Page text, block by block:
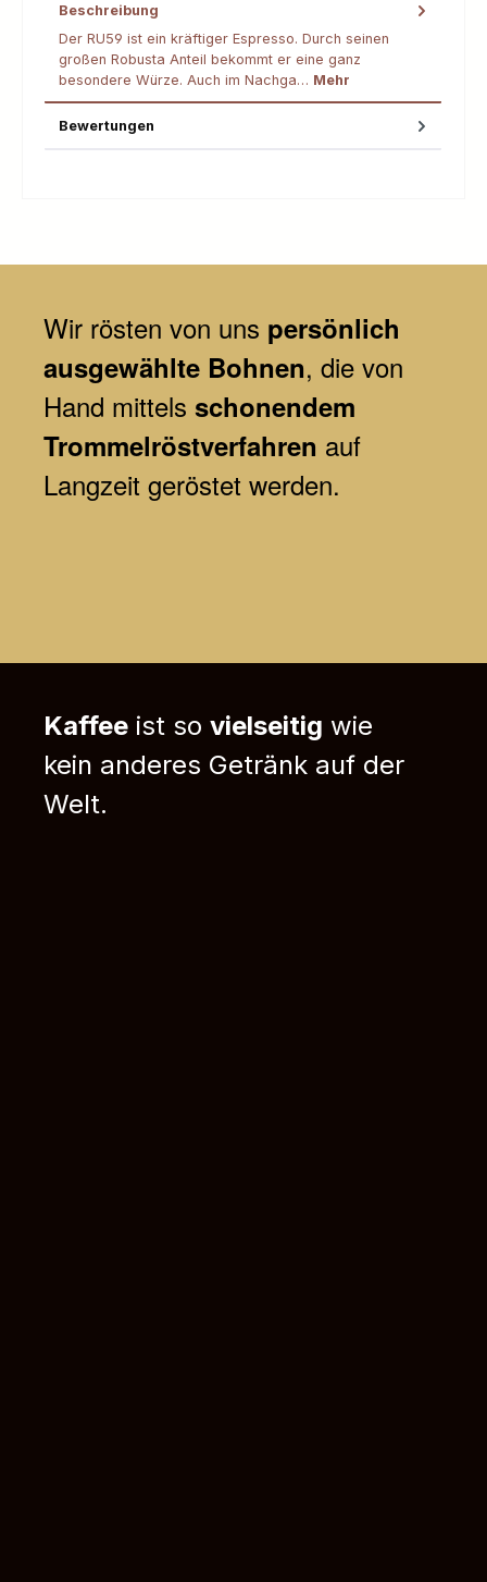
Beschreibung
Der RU59 ist ein kräftiger Espresso. Durch seinen
großen Robusta Anteil bekommt er eine ganz
besondere Würze. Auch im Nachga… Mehr
Bewertungen
Wir rösten von uns persönlich
ausgewählte Bohnen, die von
Hand mittels schonendem
Trommelröstverfahren auf
Langzeit geröstet werden.
Kaffee ist so vielseitig wie
kein anderes Getränk auf der
Welt.